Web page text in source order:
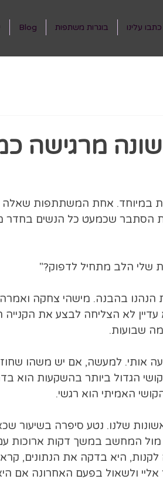
כתבו עלינו בוגרות משתפות Blog
מרגישה
במיוחד. אחת המשתתפות
הסתבר שכמעט כל הנשים בחדר
שלי הלב מתחיל לדפוק?"
הנהנו בהבנה. מישהי צחקה
עדיין לא הצליחה לבצע את
שבועות.
אותי. למעשה, אם יש משהו
הגדול ביותר בהשקעות הוא
האמיתי הוא רגשי.
שלנו. נטע סיפרה בשיעור
מול המחשב במשך דקות ארוכות
היא בדקה את הנתונים,
אליי ולשאול בפעם האחרונה אם